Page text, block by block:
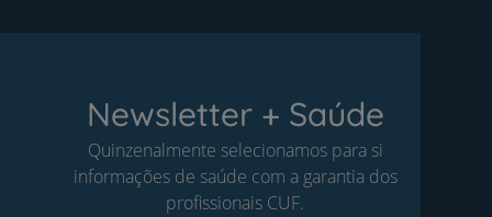
Newsletter + Saúde
Quinzenalmente selecionamos para si
informações de saúde com a garantia dos
profissionais CUF.